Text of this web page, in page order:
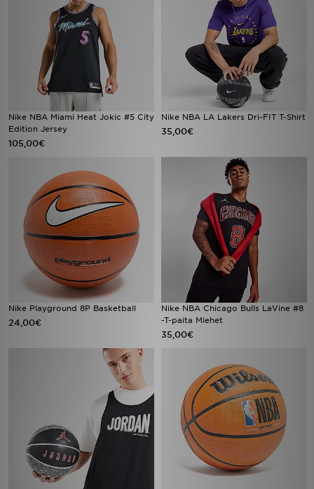
Nike NBA Miami Heat Jokic #5 City
Edition Jersey
105,00€
Nike NBA LA Lakers Dri-FIT T-Shirt
35,00€
Nike Playground 8P Basketball
24,00€
Nike NBA Chicago Bulls LaVine #8
-T-paita Miehet
35,00€